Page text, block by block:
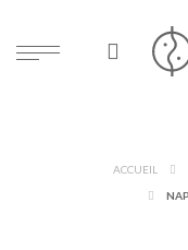
ACCUEIL